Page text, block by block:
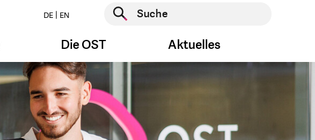
DE EN
Suche starten
Die OST Aktuelles